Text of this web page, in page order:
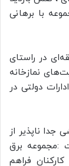
با برهانی
در راستای
نمازخانه
دولتی در
جدا ناپذیر از
:مجموعه برق
فراهم